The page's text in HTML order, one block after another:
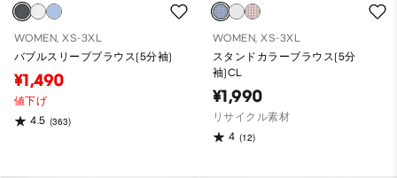
WOMEN, XS-3XL
バブルスリーブブラウス(5分袖)
¥1,490
値下げ
4.5 (363)
WOMEN, XS-3XL
スタンドカラーブラウス(5分
袖)CL
¥1,990
リサイクル素材
4 (12)